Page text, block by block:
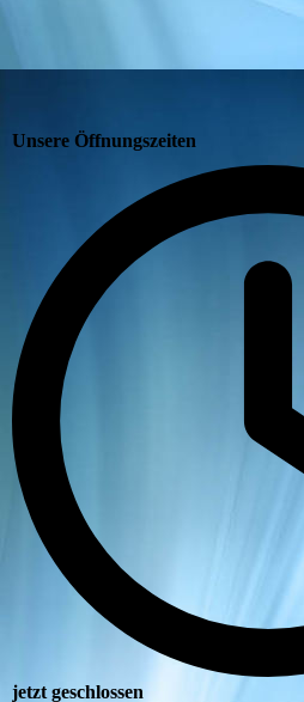
Unsere Öffnungszeiten
jetzt geschlossen